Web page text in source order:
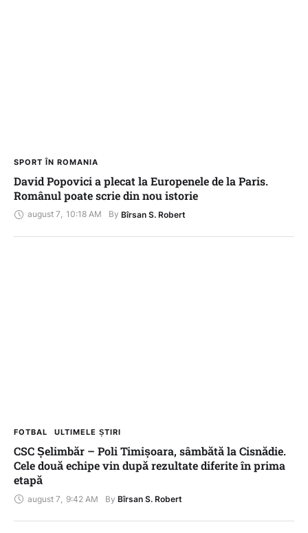
SPORT ÎN ROMANIA
David Popovici a plecat la Europenele de la Paris.
Românul poate scrie din nou istorie
august 7, 10:18 AM By Bîrsan S. Robert
FOTBAL ULTIMELE ȘTIRI
CSC Șelimbăr – Poli Timișoara, sâmbătă la Cisnădie.
Cele două echipe vin după rezultate diferite în prima
etapă
august 7 9:42 AM By Bîrsan S. Robert